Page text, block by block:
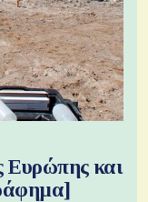
Ευρώπης και